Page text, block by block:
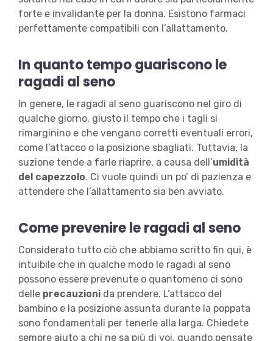
forte e invalidante per la donna. Esistono farmaci
perfettamente compatibili con l’allattamento.
In quanto tempo guariscono le
ragadi al seno
In genere, le ragadi al seno guariscono nel giro di
qualche giorno, giusto il tempo che i tagli si
rimarginino e che vengano corretti eventuali errori,
come l’attacco o la posizione sbagliati. Tuttavia, la
suzione tende a farle riaprire, a causa dell’umidità
del capezzolo. Ci vuole quindi un po’ di pazienza e
attendere che l’allattamento sia ben avviato.
Come prevenire le ragadi al seno
Considerato tutto ciò che abbiamo scritto fin qui, è
intuibile che in qualche modo le ragadi al seno
possono essere prevenute o quantomeno ci sono
delle precauzionida prendere. L’attacco del
bambino e la posizione assunta durante la poppata
sono fondamentali per tenerle alla larga. Chiedete
sempre aiuto a chi ne sa più di voi, quando pensate